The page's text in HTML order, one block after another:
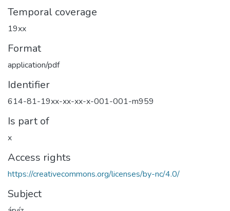
Temporal coverage
19xx
Format
application/pdf
Identifier
614-81-19xx-xx-xx-x-001-001-m959
Is part of
x
Access rights
https://creativecommons.org/licenses/by-nc/4.0/
Subject